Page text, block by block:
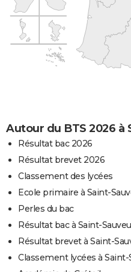
Autour du BTS 2026 à
Résultat bac 2026
Résultat brevet 2026
Classement des lycées
Ecole primaire à Saint-
Perles du bac
Résultat bac à Saint-
Résultat brevet à Saint-
Classement lycées à